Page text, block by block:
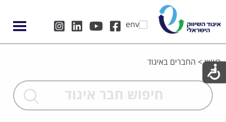
ראשי> החברים באיגוד